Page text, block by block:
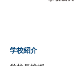
学校紹介